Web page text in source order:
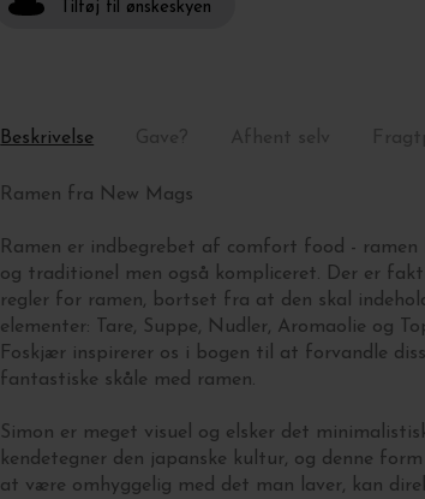
Tilføj til ønskeskyen
Beskrivelse
Ramen fra New Mags
Ramen er indbegrebet af comfort food - ramen
og traditionel men også kompliceret. Der er
regler for ramen, bortset fra at den skal
elementer:
Tare, Suppe, Nudler, Aromaolie og
Foskjær inspirerer os i bogen til at forvandle
fantastiske skåle med ramen.
Simon er meget visuel og elsker det
kendetegner den japanske kultur, og denne
at være omhyggelig med det man laver, kan